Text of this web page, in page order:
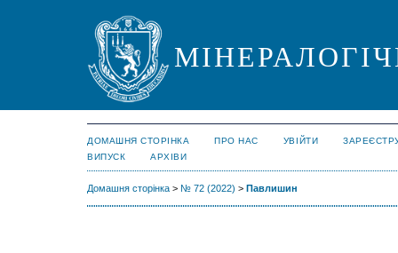
ДОМАШНЯ СТОРІНКА ПРО НАС УВІЙТИ
ВИПУСК
АРХІВИ
Домашня сторінка > № 72 (2022) > Павлишин